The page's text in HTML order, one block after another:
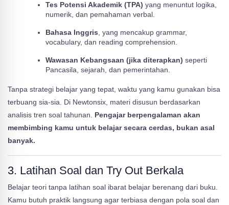
Tes Potensi Akademik (TPA) yang menuntut logika,
numerik, dan pemahaman verbal.
Bahasa Inggris, yang mencakup grammar,
vocabulary, dan reading comprehension.
Wawasan Kebangsaan (jika diterapkan) seperti
Pancasila, sejarah, dan pemerintahan.
Tanpa strategi belajar yang tepat, waktu yang kamu gunakan bisa
terbuang sia-sia. Di Newtonsix, materi disusun berdasarkan
analisis tren soal tahunan. Pengajar berpengalaman akan
membimbing kamu untuk belajar secara cerdas, bukan asal
banyak.
3. Latihan Soal dan Try Out Berkala
Belajar teori tanpa latihan soal ibarat belajar berenang dari buku.
Kamu butuh praktik langsung agar terbiasa dengan pola soal dan